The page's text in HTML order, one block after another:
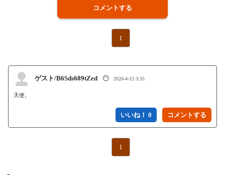
コメントする
1
ゲスト/B6Sds689tZed 😶 2020-4-13 3:35
天使。
いいね！ 0
1